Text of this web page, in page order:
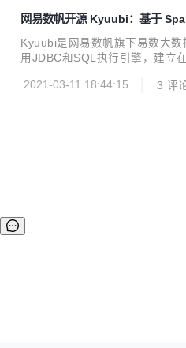
票和反对票。 Kyuubi 是网易第
会进入孵化器的开源项目。开
29 位国内外开发者超过 200 个
che 孵化器只是一小步。未来，
网易数帆开源 Kyuubi：基于
QL 执行引擎
Kyuubi是网易数帆旗下易数大
用JDBC和SQL执行引擎，建立
细解读Kyuubi的架构设计。 引
2021-03-11 18:44:15 3 评